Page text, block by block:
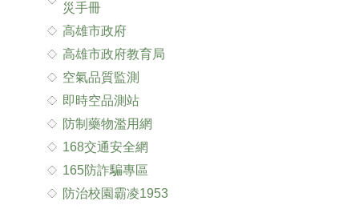
災手冊
高雄市政府
高雄市政府教育局
空氣品質監測
即時空品測站
防制藥物濫用網
168交通安全網
165防詐騙專區
防治校園霸凌1953